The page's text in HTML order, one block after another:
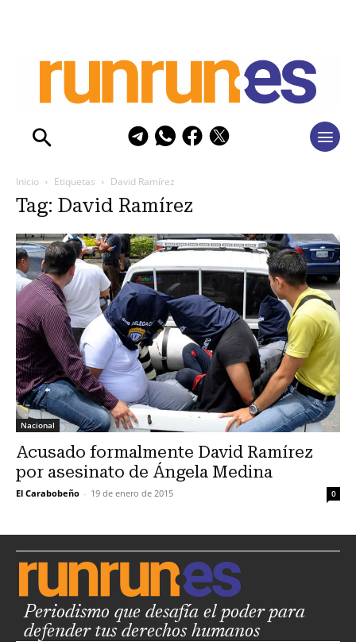
Inicio Etiquetas David Ramírez
Tag: David Ramírez
Nacional
Acusado formalmente David Ramírez
por asesinato de Ángela Medina
El Carabobeño - 19 de enero de 2015 0
Periodismo que desafía el poder para
defender tus derechos humanos